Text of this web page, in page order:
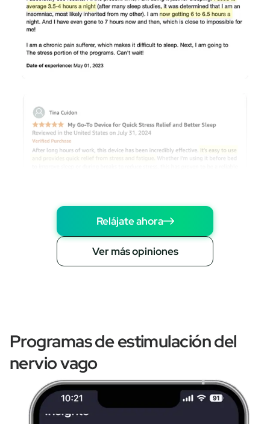
Relájate ahora
Ver más opiniones
Programas de estimulación del
nervio vago